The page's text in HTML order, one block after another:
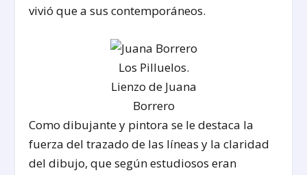
vivió que a sus contemporáneos.
Los Pilluelos.
Lienzo de Juana
Borrero
Como dibujante y pintora se le destaca la
fuerza del trazado de las líneas y la claridad
del dibujo, que según estudiosos eran